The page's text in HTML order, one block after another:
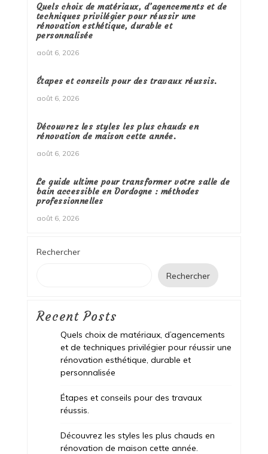
Quels choix de matériaux, d’agencements et de
techniques privilégier pour réussir une
rénovation esthétique, durable et
personnalisée
août 6, 2026
Étapes et conseils pour des travaux réussis.
août 6, 2026
Découvrez les styles les plus chauds en
rénovation de maison cette année.
août 6, 2026
Le guide ultime pour transformer votre salle de
bain accessible en Dordogne : méthodes
professionnelles
août 6, 2026
Rechercher
Rechercher
Recent Posts
Quels choix de matériaux, d’agencements
et de techniques privilégier pour réussir une
rénovation esthétique, durable et
personnalisée
Étapes et conseils pour des travaux
réussis.
Découvrez les styles les plus chauds en
rénovation de maison cette année.